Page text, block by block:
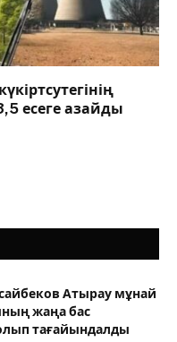
есеге азайды
Атырау мұнай
жаңа бас
тағайындалды